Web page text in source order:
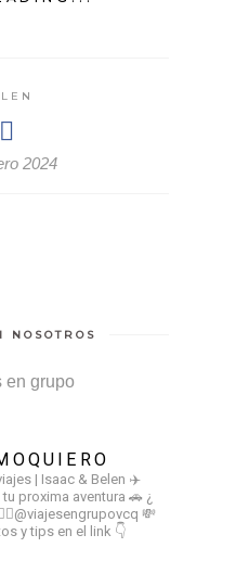
2024
NOSOTROS
| Isaac & Belen ✈️
proxima aventura 🚗 ¿
💸
y tips en el link 👇